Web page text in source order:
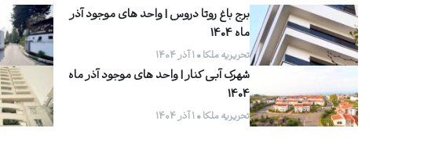
برج باغ روتا دروس | واحد های موجود آذر
ماه 1404
تحریریه ملکا • ۱ آذر ۱۴۰۴
شهرک آبی کنار | واحد های موجود آذر ماه
1404
تحریریه ملکا • ۱ آذر ۱۴۰۴